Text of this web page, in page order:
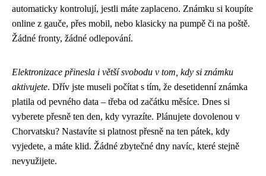
automaticky kontrolují, jestli máte zaplaceno. Známku si koupíte
online z gauče, přes mobil, nebo klasicky na pumpě či na poště.
Žádné fronty, žádné odlepování.
Elektronizace přinesla i větší svobodu v tom, kdy si známku
aktivujete. Dřív jste museli počítat s tím, že desetidenní známka
platila od pevného data – třeba od začátku měsíce. Dnes si
vyberete přesně ten den, kdy vyrazíte. Plánujete dovolenou v
Chorvatsku? Nastavíte si platnost přesně na ten pátek, kdy
vyjedete, a máte klid. Žádné zbytečné dny navíc, které stejně
nevyužijete.